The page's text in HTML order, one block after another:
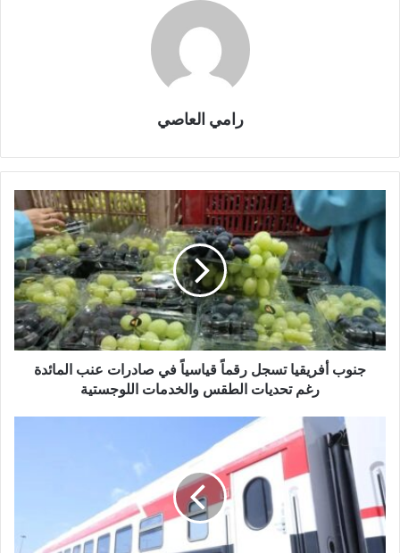
رامي العاصي
جنوب أفريقيا تسجل رقماً قياسياً في صادرات عنب المائدة
رغم تحديات الطقس والخدمات اللوجستية